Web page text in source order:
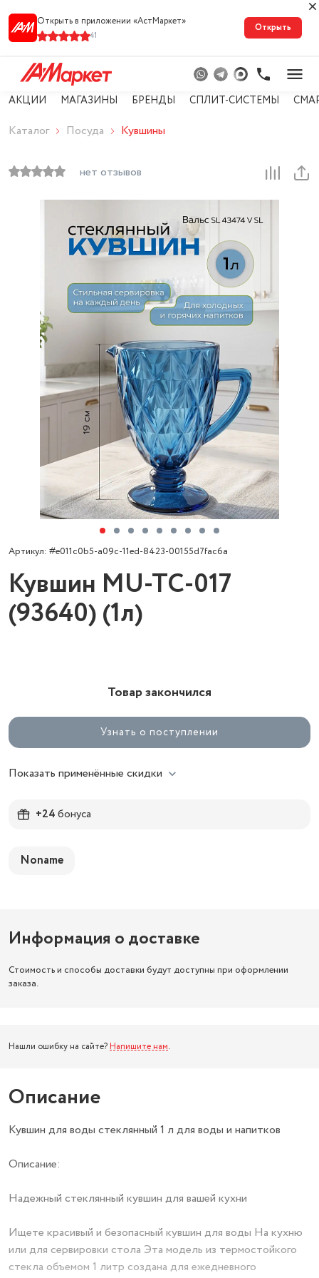
Открыть в приложении «АстМарке‪т‬»
41
Открыть
АКЦИИ МАГАЗИНЫ БРЕНДЫ СПЛИТ-СИСТЕМЫ
Каталог Посуда Кувшины
нет отзывов
Артикул: #e011c0b5-a09c-11ed-8423-00155d7fac6a
Кувшин MU-TC-017
(93640) (1л)
Товар закончился
Узнать о поступлении
Показать применённые скидки
+24бонуса
Noname
Информация о доставке
Стоимость и способы доставки будут доступны при оформлении
заказа.
Нашли ошибку на сайте? Напишите нам.
Описание
Кувшин для воды стеклянный 1 л для воды и напитков
Описание:
Надежный стеклянный кувшин для вашей кухни
Ищете красивый и безопасный кувшин для воды На кухню
или для сервировки стола Эта модель из термостойкого
стекла объемом 1 литр создана для ежедневного